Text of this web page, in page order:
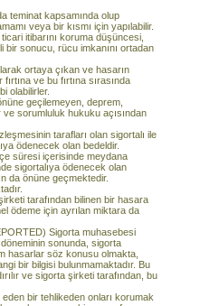
teminat kapsamında olup
veya bir kısmı için yapılabilir.
itibarını koruma düşüncesi,
bir sonucu, rücu imkanını ortadan
ortaya çıkan ve hasarın
ve bu fırtına sırasında
olabilirler.
geçilemeyen, deprem,
ve sorumluluk hukuku açısından
tarafları olan sigortalı ile
ödenecek olan bedeldir.
süresi içerisinde meydana
sigortalıya ödenecek olan
da önüne geçmektedir.
tarafından bilinen bir hasara
ödeme için ayrılan miktara da
Sigorta muhasebesi
sonunda, sigorta
hasarlar söz konusu olmakta,
bir bilgisi bulunmamaktadır. Bu
ve sigorta şirketi tarafından, bu
bir tehlikeden onları korumak